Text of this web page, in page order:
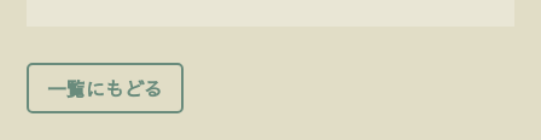
一覧にもどる